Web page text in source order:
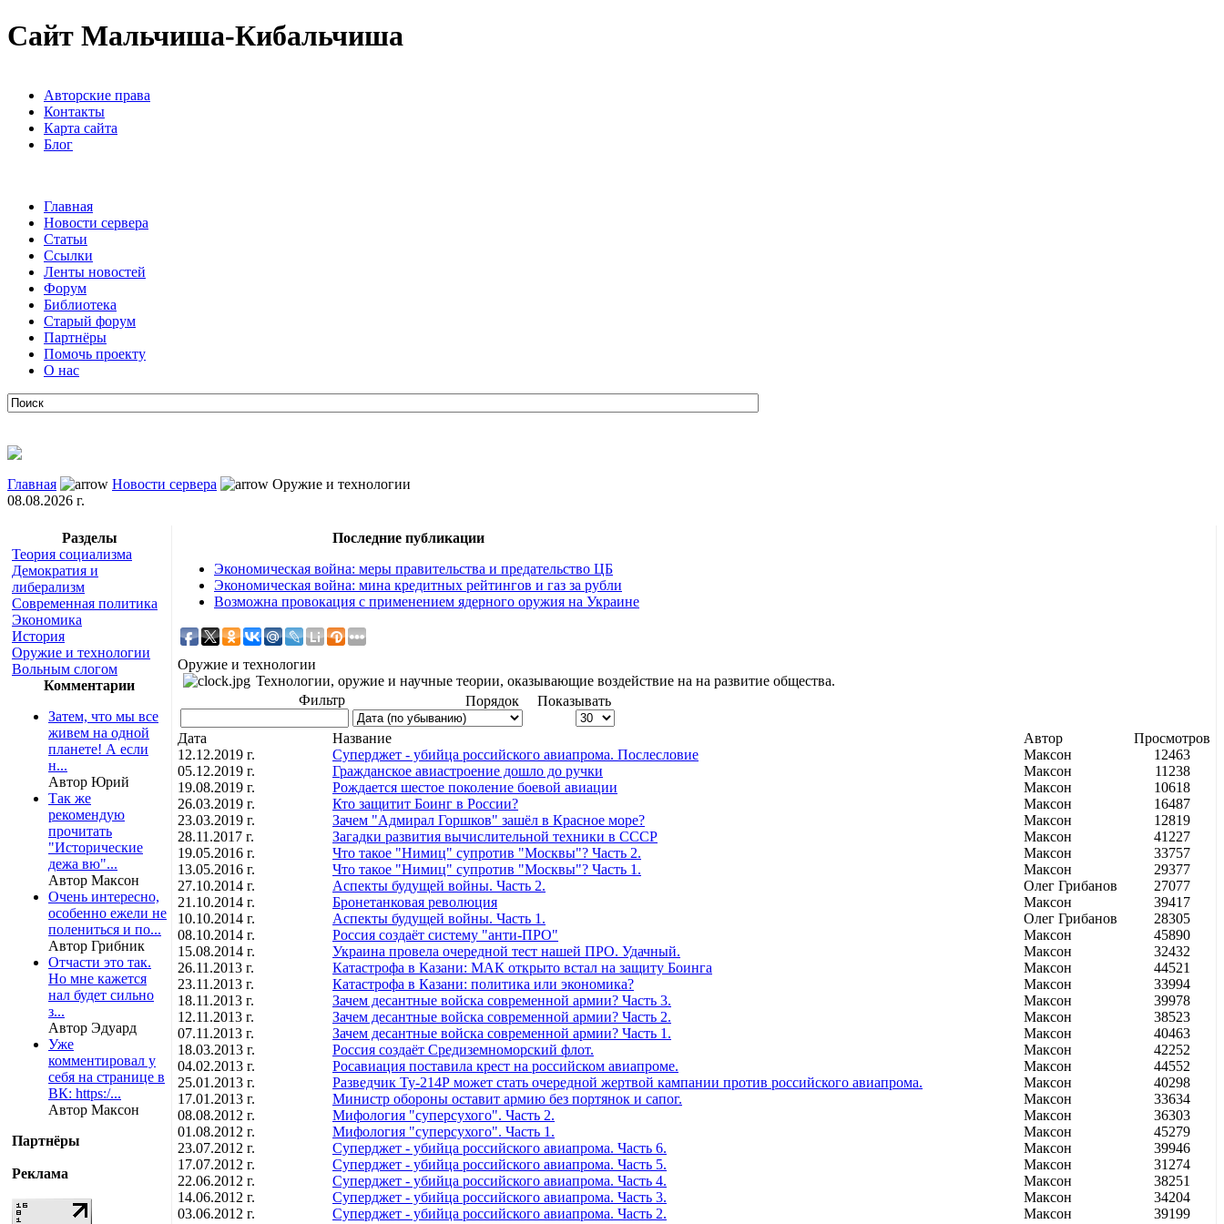
Сайт Мальчиша-Кибальчиша
Авторские права
Контакты
Карта сайта
Блог
Главная
Новости сервера
Статьи
Ссылки
Ленты новостей
Форум
Библиотека
Старый форум
Партнёры
Помочь проекту
О нас
Главная Новости сервера
Оружие и технологии
08.08.2026 г.
Разделы
Теория социализма
Демократия и
либерализм
Современная политика
Экономика
История
Оружие и технологии
Вольным слогом
Комментарии
Затем, что мы все
живем на одной
планете! А если
н...
Автор Юрий
Так же
рекомендую
прочитать
"Исторические
дежа вю"...
Автор Максон
Очень интересно,
особенно ежели не
полениться и по...
Автор Грибник
Отчасти это так.
Но мне кажется
нал будет сильно
з...
Автор Эдуард
Уже
комментировал у
себя на странице в
ВК: https:/...
Автор Максон
Партнёры
Реклама
Последние публикации
Экономическая война: меры правительства и предательство ЦБ
Экономическая война: мина кредитных рейтингов и газ за рубли
Возможна провокация с применением ядерного оружия на Украине
Оружие и технологии
Технологии, оружие и научные теории, оказывающие воздействие на на развитие общества.
Фильтр
Порядок Показывать
Дата Название Автор
Просмотров
12.12.2019 г.
Суперджет - убийца российского авиапрома. Послесловие Максон
12463
05.12.2019 г.
Гражданское авиастроение дошло до ручки Максон
11238
19.08.2019 г.
Рождается шестое поколение боевой авиации Максон
10618
26.03.2019 г.
Кто защитит Боинг в России? Максон
16487
23.03.2019 г.
Зачем "Адмирал Горшков" зашёл в Красное море? Максон
12819
28.11.2017 г.
Загадки развития вычислительной техники в СССР Максон
41227
19.05.2016 г.
Что такое "Нимиц" супротив "Москвы"? Часть 2. Максон
33757
13.05.2016 г.
Что такое "Нимиц" супротив "Москвы"? Часть 1. Максон
29377
27.10.2014 г.
Аспекты будущей войны. Часть 2. Олег Грибанов
27077
21.10.2014 г.
Бронетанковая революция Максон
39417
10.10.2014 г.
Аспекты будущей войны. Часть 1. Олег Грибанов
28305
08.10.2014 г.
Россия создаёт систему "анти-ПРО" Максон
45890
15.08.2014 г.
Украина провела очередной тест нашей ПРО. Удачный. Максон
32432
26.11.2013 г.
Катастрофа в Казани: МАК открыто встал на защиту Боинга Максон
44521
23.11.2013 г.
Катастрофа в Казани: политика или экономика? Максон
33994
18.11.2013 г.
Зачем десантные войска современной армии? Часть 3. Максон
39978
12.11.2013 г.
Зачем десантные войска современной армии? Часть 2. Максон
38523
07.11.2013 г.
Зачем десантные войска современной армии? Часть 1. Максон
40463
18.03.2013 г.
Россия создаёт Средиземноморский флот. Максон
42252
04.02.2013 г.
Росавиация поставила крест на российском авиапроме. Максон
44552
25.01.2013 г.
Разведчик Ту-214Р может стать очередной жертвой кампании против российского авиапрома. Максон
40298
17.01.2013 г.
Министр обороны оставит армию без портянок и сапог. Максон
33634
08.08.2012 г.
Мифология "cуперсухого". Часть 2. Максон
36303
01.08.2012 г.
Мифология "cуперсухого". Часть 1. Максон
45279
23.07.2012 г.
Суперджет - убийца российского авиапрома. Часть 6. Максон
39946
17.07.2012 г.
Суперджет - убийца российского авиапрома. Часть 5. Максон
31274
22.06.2012 г.
Суперджет - убийца российского авиапрома. Часть 4. Максон
38251
14.06.2012 г.
Суперджет - убийца российского авиапрома. Часть 3. Максон
34204
03.06.2012 г.
Суперджет - убийца российского авиапрома. Часть 2. Максон
39199